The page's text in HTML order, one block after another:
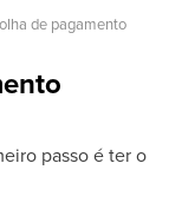
de pagamento
passo é ter o